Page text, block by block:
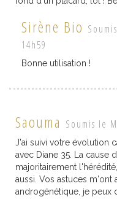
Sirène Bio
14h59
Bonne utilisation !
Saouma Soumis le
J'ai suivi votre évolution
avec Diane 35. La cause
majoritairement
aussi. Vos astuces
androgénétique, je peux